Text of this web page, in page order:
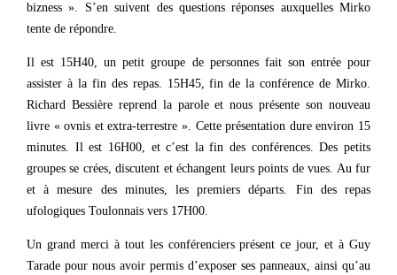
bizness ». S’en suivent des questions réponses auxquelles Mirko
tente de répondre.
Il est 15H40, un petit groupe de personnes fait son entrée pour
assister à la fin des repas. 15H45, fin de la conférence de Mirko.
Richard Bessière reprend la parole et nous présente son nouveau
livre « ovnis et extra-terrestre ». Cette présentation dure environ 15
minutes. Il est 16H00, et c’est la fin des conférences. Des petits
groupes se crées, discutent et échangent leurs points de vues. Au fur
et à mesure des minutes, les premiers départs. Fin des repas
ufologiques Toulonnais vers 17H00.
Un grand merci à tout les conférenciers présent ce jour, et à Guy
Tarade pour nous avoir permis d’exposer ses panneaux, ainsi qu’au